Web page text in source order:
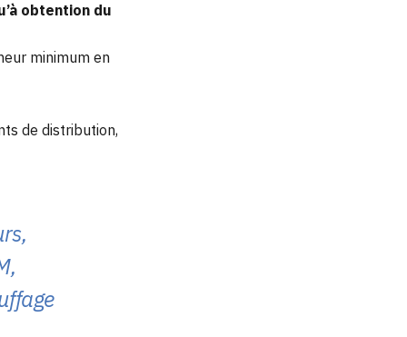
obtention du
minimum en
de distribution,